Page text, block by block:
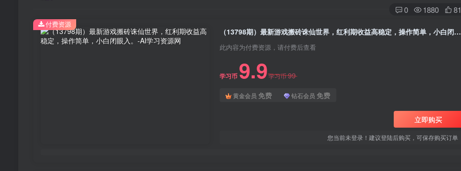
0 1880 81
（13798期）最新游戏搬砖诛仙世界，红利期收益高稳定，操作简单，小白闭眼入。
此内容为付费资源，请付费后查看
学习币 9.9学习币99
黄金会员 免费 钻石会员 免费
立即购买
您当前未登录！建议登陆后购买，可保存购买订单
付费资源